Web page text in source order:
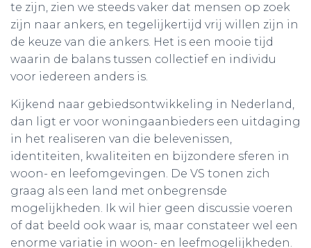
te zijn, zien we steeds vaker dat mensen op zoek
zijn naar ankers, en tegelijkertijd vrij willen zijn in
de keuze van die ankers. Het is een mooie tijd
waarin de balans tussen collectief en individu
voor iedereen anders is.
Kijkend naar gebiedsontwikkeling in Nederland,
dan ligt er voor woningaanbieders een uitdaging
in het realiseren van die belevenissen,
identiteiten, kwaliteiten en bijzondere sferen in
woon- en leefomgevingen. De VS tonen zich
graag als een land met onbegrensde
mogelijkheden. Ik wil hier geen discussie voeren
of dat beeld ook waar is, maar constateer wel een
enorme variatie in woon- en leefmogelijkheden.